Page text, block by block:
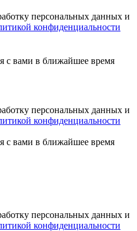
персональных данных и
конфиденциальности
с вами в ближайшее время
персональных данных и
конфиденциальности
с вами в ближайшее время
персональных данных и
конфиденциальности